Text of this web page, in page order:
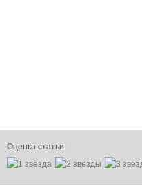
Оценка статьи: